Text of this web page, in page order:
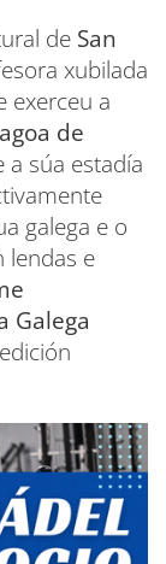
de San
xubilada
exerceu a
de
a súa estadía
galega e o
lendas e
Galega